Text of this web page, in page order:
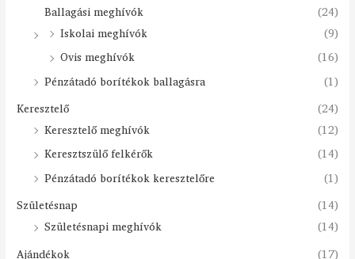
Ballagási meghívók
(24)
Iskolai meghívók
(9)
Ovis meghívók
(16)
Pénzátadó borítékok ballagásra
(1)
Keresztelő
(24)
Keresztelő meghívók
(12)
Keresztszülő felkérők
(14)
Pénzátadó borítékok keresztelőre
(1)
Születésnap
(14)
Születésnapi meghívók
(14)
Ajándékok
(17)